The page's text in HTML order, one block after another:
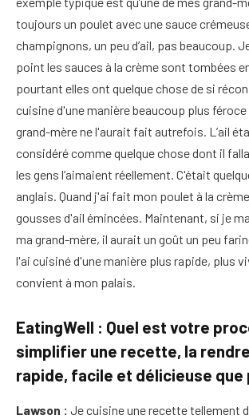
toujours un poulet avec une sauce
champignons, un peu d’ail, pas beaucoup.
point les sauces à la crème sont tombées
pourtant elles ont quelque chose de si
cuisine d'une manière beaucoup plus féroce
grand-mère ne l'aurait fait autrefois. L’ail
considéré comme quelque chose dont il
les gens l’aimaient réellement. C'était
anglais. Quand j'ai fait mon poulet à la
gousses d'ail émincées. Maintenant, si je
ma grand-mère, il aurait un goût un peu
l'ai cuisiné d'une manière plus rapide, plus
convient à mon palais.
EatingWell : Quel est votre
simplifier une recette, la
rapide, facile et délicieuse que
Lawson : Je cuisine une recette tellement